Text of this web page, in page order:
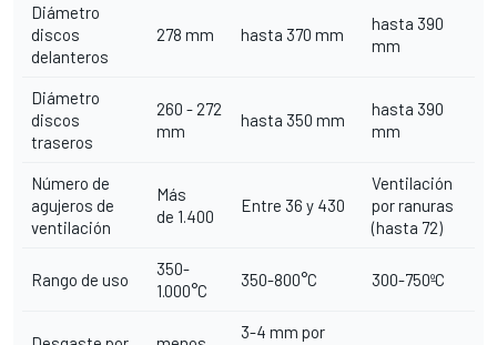
Diámetro
discos
delanteros
278 mm hasta 370 mm
hasta 390
mm
Diámetro
discos
traseros
260 - 272
mm
hasta 350 mm
hasta 390
mm
Número de
agujeros de
ventilación
Más
de 1.400
Entre 36 y 430
Ventilación
por ranuras
(hasta 72)
Rango de uso
350-
1.000°C
350-800°C 300-750ºC
3-4 mm por